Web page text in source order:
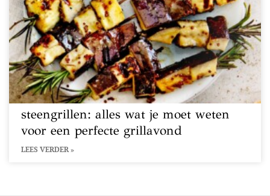
steengrillen: alles wat je moet weten
voor een perfecte grillavond
LEES VERDER »